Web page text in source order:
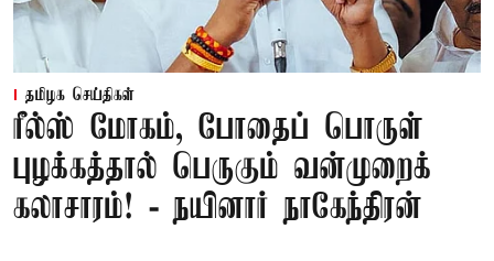
தமிழக செய்திகள்
ரீல்ஸ் மோகம், போதைப் பொருள்
புழக்கத்தால் பெருகும் வன்முறைக்
கலாசாரம்! - நயினார் நாகேந்திரன்